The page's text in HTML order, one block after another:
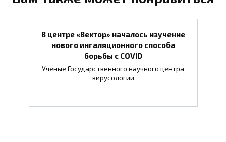
В центре «Вектор» началось изучение
нового ингаляционного способа
борьбы с COVID
Ученые Государственного научного центра
вирусологии